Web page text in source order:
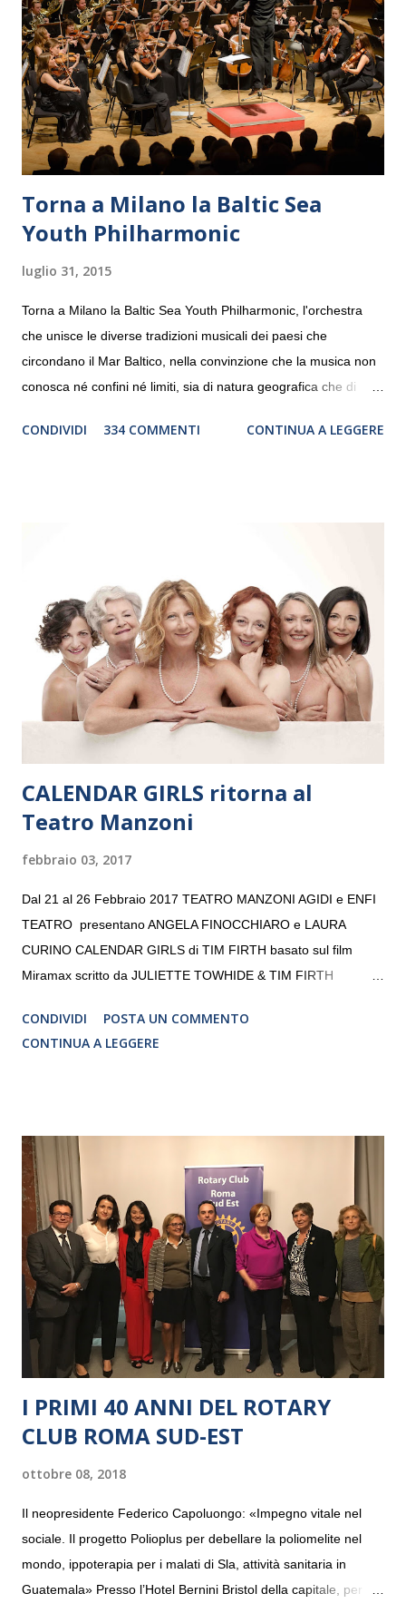
Torna a Milano la Baltic Sea
Youth Philharmonic
luglio 31, 2015
Torna a Milano la Baltic Sea Youth Philharmonic, l'orchestra
che unisce le diverse tradizioni musicali dei paesi che
circondano il Mar Baltico, nella convinzione che la musica non
conosca né confini né limiti, sia di natura geografica che di
debutterà il 10 settembre a Heiden, in Germania, e toccherà, in
“Settembre dell’Accademia” dove si esibirà per il secondo anno
consecutivo. Il pubblico milanese avrà il piacere di applaudire i
giovani artisti della Baltic Sea Youth Philharmonic per la quarta
volta. L’orchestra, fondata nel 2008 da Kristjan Järvi (affiancato
da un prestigioso consiglio di consulent...
CONDIVIDI 334 COMMENTI CONTINUA A LEGGERE
CALENDAR GIRLS ritorna al
Teatro Manzoni
febbraio 03, 2017
Dal 21 al 26 Febbraio 2017 TEATRO MANZONI AGIDI e ENFI
TEATRO presentano ANGELA FINOCCHIARO e LAURA
CURINO CALENDAR GIRLS di TIM FIRTH basato sul film
Miramax scritto da JULIETTE TOWHIDE & TIM FIRTH
CRISTINA PEZZOLI
CONDIVIDI
POSTA UN COMMENTO
CONTINUA A LEGGERE
I PRIMI 40 ANNI DEL ROTARY
CLUB ROMA SUD-EST
ottobre 08, 2018
Il neopresidente Federico Capoluongo: «Impegno vitale nel
sociale. Il progetto Polioplus per debellare la poliomelite nel
mondo, ippoterapia per i malati di Sla, attività sanitaria in
Guatemala» Presso l’Hotel Bernini Bristol della capitale, per la